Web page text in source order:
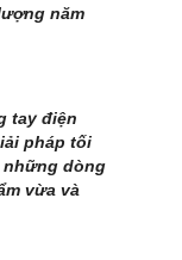
năm
tay điện
pháp tối
dòng
vừa và